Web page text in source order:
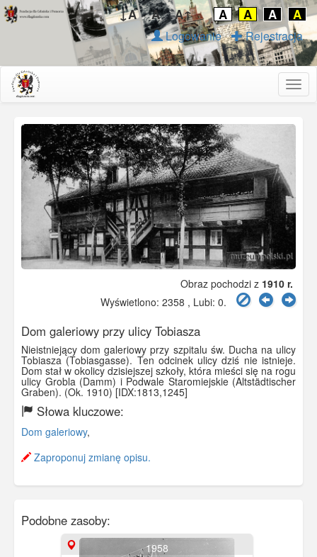
↓A A A↑ A A A A
Logowanie Rejestracja
Obraz pochodzi z 1910 r.
Wyświetlono: 2358 , Lubi: 0.
Dom galeriowy przy ulicy Tobiasza
Nieistniejący dom galeriowy przy szpitalu św. Ducha na ulicy
Tobiasza (Tobiasgasse). Ten odcinek ulicy dziś nie istnieje.
Dom stał w okolicy dzisiejszej szkoły, która mieści się na rogu
ulicy Grobla (Damm) i Podwale Staromiejskie (Altstädtischer
Graben). (Ok. 1910) [IDX:1813,1245]
Słowa kluczowe:
Dom galeriowy,
Zaproponuj zmianę opisu.
Podobne zasoby:
1958